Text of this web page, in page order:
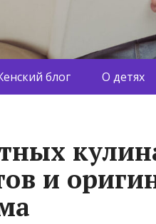
блог О детях
и